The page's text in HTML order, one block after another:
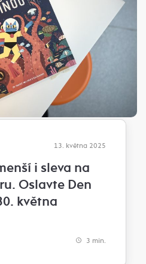
13. května 2025
i sleva na
Oslavte Den
května
3 min.